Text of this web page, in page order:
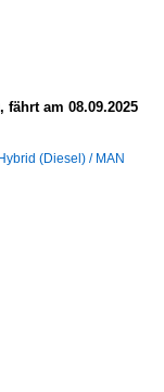
am 08.09.2025
(Diesel) / MAN